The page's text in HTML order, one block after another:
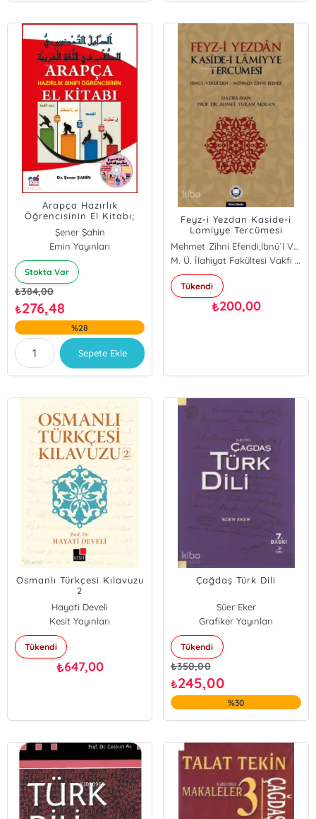
Arapça Hazırlık
Öğrencisinin El Kitabı;
ARAPÇA
Şener Şahin
Emin Yayınları
Stokta Var
₺384,00
₺276,48
%28
Sepete Ekle
Feyz-i Yezdan Kaside-i
Lamiyye Tercümesi
Mehmet Zihni Efendi;İbnü´l Verdi
Mehmet Zihni Efendi
İbnü´l Verdi
M. Ü. İlahiyat Fakültesi Vakfı Yayınları
Tükendi
₺200,00
Osmanlı Türkçesi Kılavuzu
2
Hayati Develi
Kesit Yayınları
Tükendi
₺647,00
Çağdaş Türk Dili
Süer Eker
Grafiker Yayınları
Tükendi
₺350,00
₺245,00
%30